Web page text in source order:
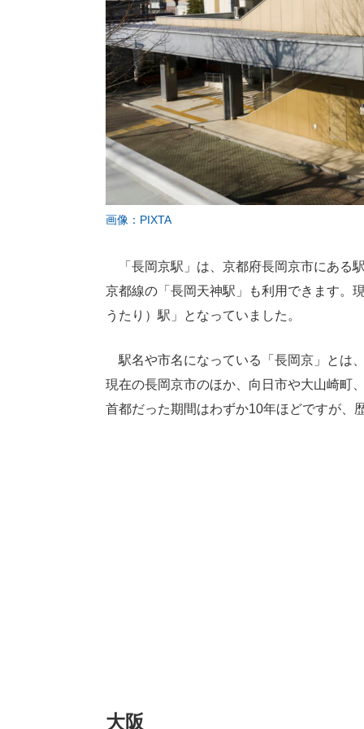
画像：PIXTA
「長岡京駅」は、京都府長岡京市にある
京都線の「長岡天神駅」も利用できます。
うたり）駅」となっていました。
駅名や市名になっている「長岡京」とは
現在の長岡京市のほか、向日市や大山崎町
首都だった期間はわずか10年ほどですが、
大阪